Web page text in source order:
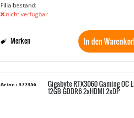
Filialbestand:
nicht verfügbar
In den
Merken
Gigabyte RTX3060 Gaming OC
12GB GDDR6 2xHDMI 2xDP
Artnr.: 377356